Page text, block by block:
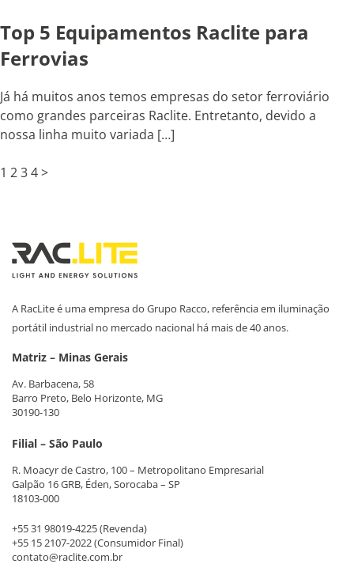
Top 5 Equipamentos Raclite para
Ferrovias
Já há muitos anos temos empresas do setor ferroviário
como grandes parceiras Raclite. Entretanto, devido a
nossa linha muito variada […]
1 234>
A RacLite é uma empresa do Grupo Racco, referência em iluminação
portátil industrial no mercado nacional há mais de 40 anos.
Matriz – Minas Gerais
Av. Barbacena, 58
Barro Preto, Belo Horizonte, MG
30190-130
Filial – São Paulo
R. Moacyr de Castro, 100 – Metropolitano Empresarial
Galpão 16 GRB, Éden, Sorocaba – SP
18103-000
+55 31 98019-4225(Revenda)
+55 15 2107-2022(Consumidor Final)
contato@raclite.com.br